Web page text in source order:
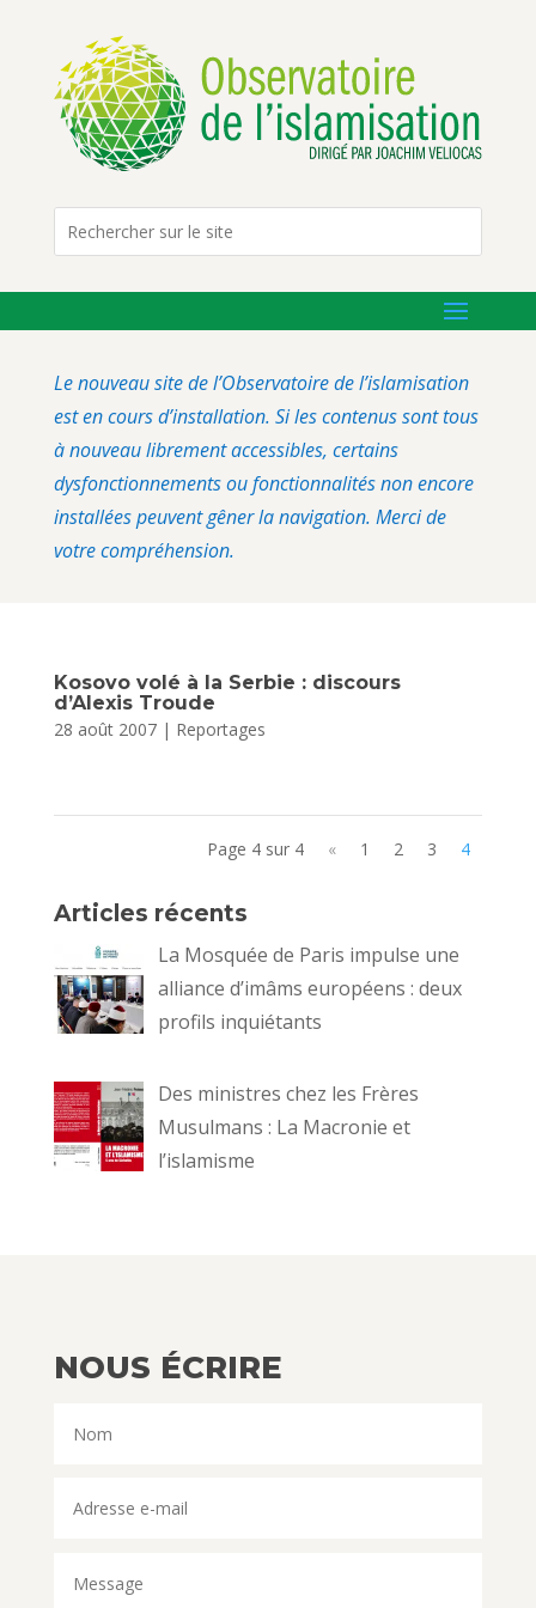
Le nouveau site de l’Observatoire de l’islamisation
est en cours d’installation. Si les contenus sont tous
à nouveau librement accessibles, certains
dysfonctionnements ou fonctionnalités non encore
installées peuvent gêner la navigation. Merci de
votre compréhension.
Kosovo volé à la Serbie : discours
d’Alexis Troude
28 août 2007| Reportages
Page 4 sur 4 « 1 2 3 4
Articles récents
La Mosquée de Paris impulse une
alliance d’imâms européens : deux
profils inquiétants
Des ministres chez les Frères
Musulmans : La Macronie et
l’islamisme
NOUS ÉCRIRE